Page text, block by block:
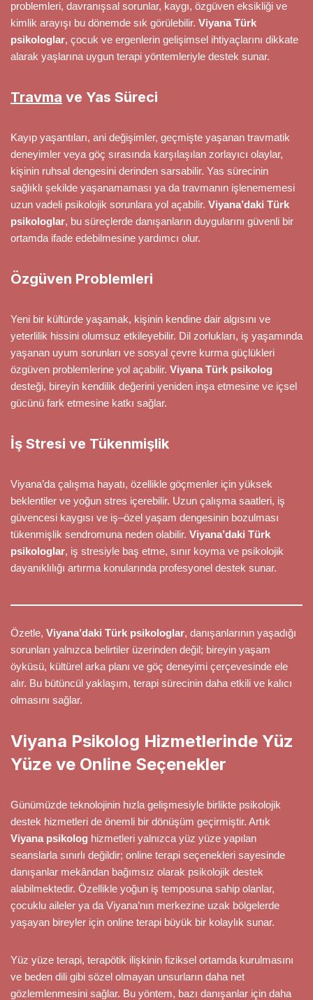
problemleri, davranışsal sorunlar, kaygı, özgüven eksikliği ve
kimlik arayışı bu dönemde sık görülebilir. Viyana Türk
psikologlar, çocuk ve ergenlerin gelişimsel ihtiyaçlarını dikkate
alarak yaşlarına uygun terapi yöntemleriyle destek sunar.
Travma ve Yas Süreci
Kayıp yaşantıları, ani değişimler, geçmişte yaşanan travmatik
deneyimler veya göç sırasında karşılaşılan zorlayıcı olaylar,
kişinin ruhsal dengesini derinden sarsabilir. Yas sürecinin
sağlıklı şekilde yaşanamaması ya da travmanın işlenememesi
uzun vadeli psikolojik sorunlara yol açabilir. Viyana’daki Türk
psikologlar, bu süreçlerde danışanların duygularını güvenli bir
ortamda ifade edebilmesine yardımcı olur.
Özgüven Problemleri
Yeni bir kültürde yaşamak, kişinin kendine dair algısını ve
yeterlilik hissini olumsuz etkileyebilir. Dil zorlukları, iş yaşamında
yaşanan uyum sorunları ve sosyal çevre kurma güçlükleri
özgüven problemlerine yol açabilir. Viyana Türk psikolog
desteği, bireyin kendilik değerini yeniden inşa etmesine ve içsel
gücünü fark etmesine katkı sağlar.
İş Stresi ve Tükenmişlik
Viyana’da çalışma hayatı, özellikle göçmenler için yüksek
beklentiler ve yoğun stres içerebilir. Uzun çalışma saatleri, iş
güvencesi kaygısı ve iş–özel yaşam dengesinin bozulması
tükenmişlik sendromuna neden olabilir. Viyana’daki Türk
psikologlar, iş stresiyle baş etme, sınır koyma ve psikolojik
dayanıklılığı artırma konularında profesyonel destek sunar.
Özetle, Viyana’daki Türk psikologlar, danışanlarının yaşadığı
sorunları yalnızca belirtiler üzerinden değil; bireyin yaşam
öyküsü, kültürel arka planı ve göç deneyimi çerçevesinde ele
alır. Bu bütüncül yaklaşım, terapi sürecinin daha etkili ve kalıcı
olmasını sağlar.
Viyana Psikolog Hizmetlerinde Yüz
Yüze ve Online Seçenekler
Günümüzde teknolojinin hızla gelişmesiyle birlikte psikolojik
destek hizmetleri de önemli bir dönüşüm geçirmiştir. Artık
Viyana psikolog hizmetleri yalnızca yüz yüze yapılan
seanslarla sınırlı değildir; online terapi seçenekleri sayesinde
danışanlar mekândan bağımsız olarak psikolojik destek
alabilmektedir. Özellikle yoğun iş temposuna sahip olanlar,
çocuklu aileler ya da Viyana’nın merkezine uzak bölgelerde
yaşayan bireyler için online terapi büyük bir kolaylık sunar.
Yüz yüze terapi, terapötik ilişkinin fiziksel ortamda kurulmasını
ve beden dili gibi sözel olmayan unsurların daha net
gözlemlenmesini sağlar. Bu yöntem, bazı danışanlar için daha